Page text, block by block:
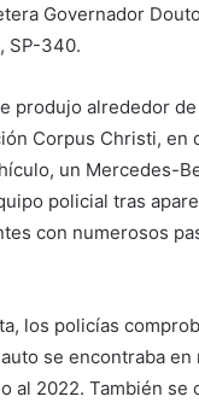
Governador
SP-340.
produjo alrededor de
Corpus Christi, en
un Mercedes-
policial tras
con numerosos
los policías
se encontraba en
al 2022. También se